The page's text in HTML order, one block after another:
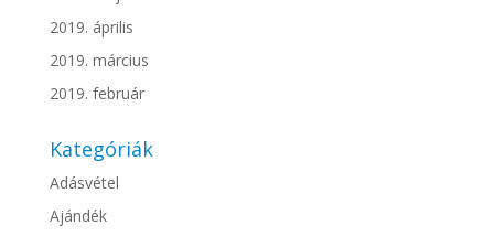
2019. április
2019. március
2019. február
Kategóriák
Adásvétel
Ajándék